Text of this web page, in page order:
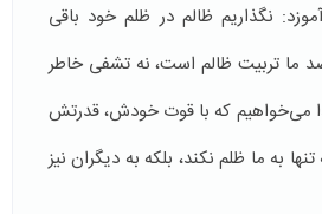
نگذاریم ظالم در ظلم خود باقی
ما تربیت ظالم است، نه تشفی خاطر
می‌خواهیم که با قوت خودش، قدرتش
به ما ظلم نکند، بلکه به دیگران نیز